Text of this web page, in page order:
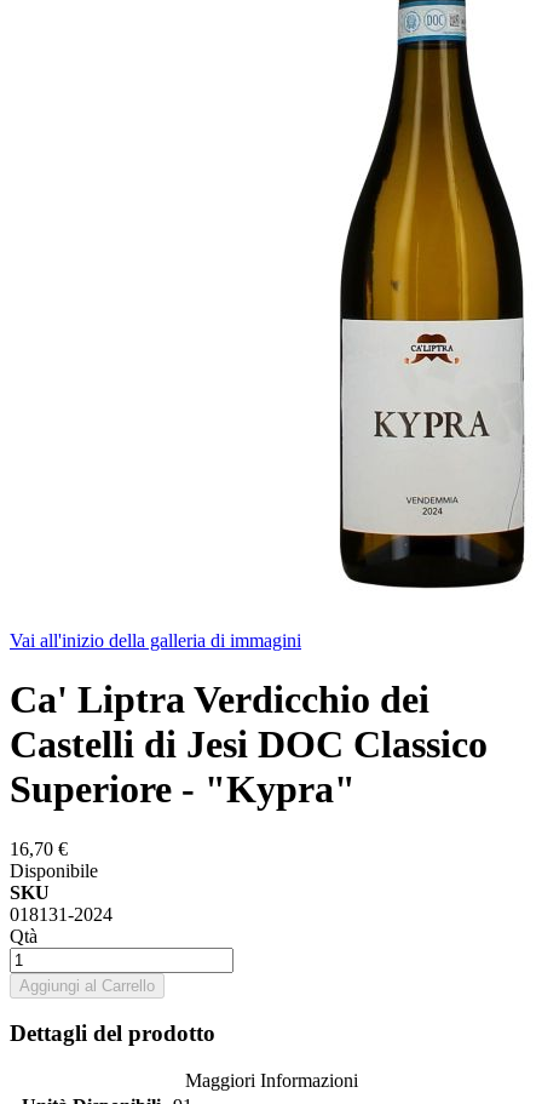
Vai all'inizio della galleria di immagini
Ca' Liptra Verdicchio dei
Castelli di Jesi DOC Classico
Superiore - "Kypra"
16,70 €
Disponibile
SKU
018131-2024
Qtà
Aggiungi al Carrello
Dettagli del prodotto
Maggiori Informazioni